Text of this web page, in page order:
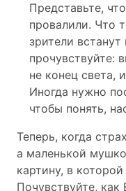
Представьте,
провалили. Что
зрители
прочувствуйте:
не конец света,
Иногда нужно
чтобы понять,
Теперь, когда
а маленькой
картину, в
Почувствуйте,